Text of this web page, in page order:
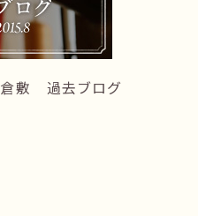
倉敷 過去ブログ